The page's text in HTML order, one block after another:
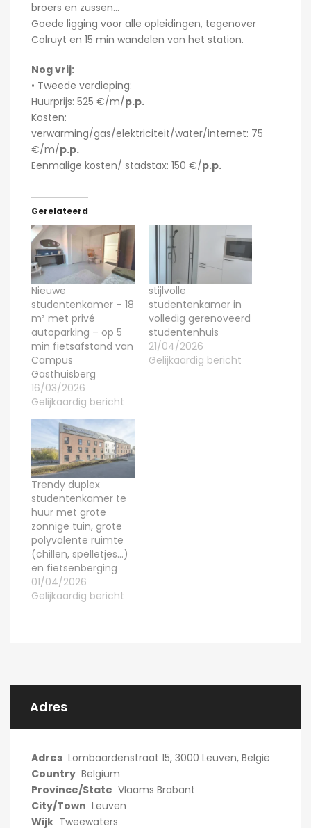
broers en zussen…
Goede ligging voor alle opleidingen, tegenover
Colruyt en 15 min wandelen van het station.
Nog vrij:
• Tweede verdieping:
Huurprijs: 525 €/m/p.p.
Kosten:
verwarming/gas/elektriciteit/water/internet: 75
€/m/p.p.
Eenmalige kosten/ stadstax: 150 €/p.p.
Gerelateerd
Nieuwe
studentenkamer – 18
m² met privé
autoparking – op 5
min fietsafstand van
Campus
Gasthuisberg
16/03/2026
Gelijkaardig bericht
stijlvolle
studentenkamer in
volledig gerenoveerd
studentenhuis
21/04/2026
Gelijkaardig bericht
Trendy duplex
studentenkamer te
huur met grote
zonnige tuin, grote
polyvalente ruimte
(chillen, spelletjes…)
en fietsenberging
01/04/2026
Gelijkaardig bericht
Adres
Adres Lombaardenstraat 15, 3000 Leuven, België
Country Belgium
Province/State Vlaams Brabant
City/Town Leuven
Wijk Tweewaters